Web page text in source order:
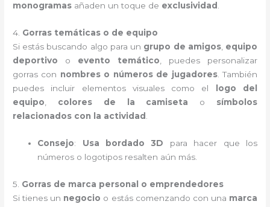
monogramas añaden un toque de exclusividad .
4. Gorras temáticas o de equipo
Si estás buscando algo para un grupo de amigos, equipo
deportivo o evento temático, puedes personalizar
gorras con nombres o números de jugadores. También
puedes incluir elementos visuales como el
logo del
equipo, colores de la camiseta o símbolos
relacionados con la actividad .
Consejo: Usa bordado 3D para hacer que los
números o logotipos resalten aún más.
5. Gorras de marca personal o emprendedores
Si tienes un negocio o estás comenzando con una marca